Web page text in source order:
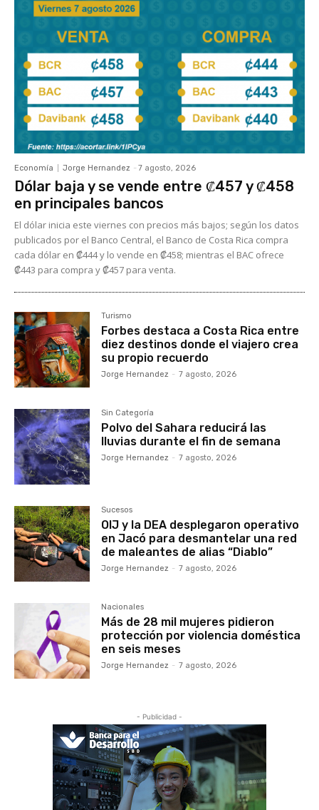
Economía Jorge Hernandez - 7 agosto, 2026
Dólar baja y se vende entre ₡457 y ₡458
en principales bancos
El dólar inicia este viernes con precios más bajos; según los datos
publicados por el Banco Central, el Banco de Costa Rica compra
cada dólar en ₡444 y lo vende en ₡458; mientras el BAC ofrece
₡443 para compra y ₡457 para venta.
Turismo
Forbes destaca a Costa Rica entre
diez destinos donde el viajero crea
su propio recuerdo
Jorge Hernandez - 7 agosto, 2026
Sin Categoría
Polvo del Sahara reducirá las
lluvias durante el fin de semana
Jorge Hernandez - 7 agosto, 2026
Sucesos
OIJ y la DEA desplegaron operativo
en Jacó para desmantelar una red
de maleantes de alias “Diablo”
Jorge Hernandez - 7 agosto, 2026
Nacionales
Más de 28 mil mujeres pidieron
protección por violencia doméstica
en seis meses
Jorge Hernandez - 7 agosto, 2026
- Publicidad -